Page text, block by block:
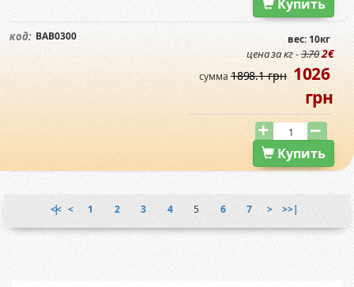
Купить
код: BAB0300 вес: 10кг
цена за кг -3.702€
сумма1898.1 грн 1026
грн
Купить
|<< < 1 2 3 4 5 6 7 > >>|